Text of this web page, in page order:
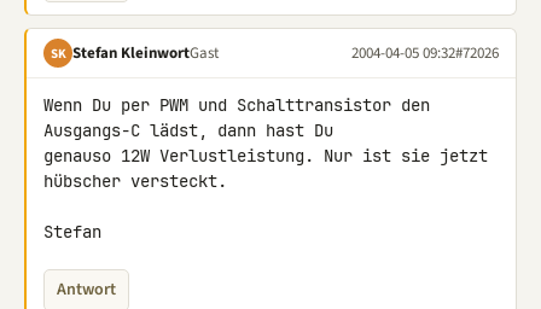
SK Stefan KleinwortGast 2004-04-05 09:32#72026
Wenn Du per PWM und Schalttransistor den
Ausgangs-C lädst, dann hast Du
genauso 12W Verlustleistung. Nur ist sie jetzt
hübscher versteckt.
Stefan
Antwort